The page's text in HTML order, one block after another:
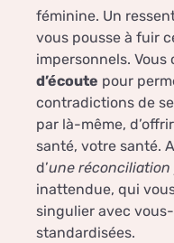
féminine. Un
vous pousse à fuir
impersonnels. Vous
d’écoute pour
contradictions de
par là-même,
santé, votre santé.
d’une
inattendue, qui
singulier avec
standardisées.